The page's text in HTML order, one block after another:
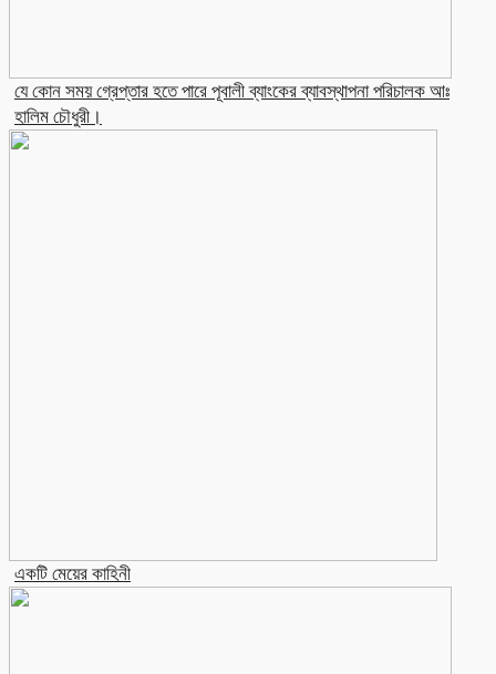
যে কোন সময় গ্রেপ্তার হতে পারে পূবালী ব্যাংকের ব্যাবস্থাপনা পরিচালক আঃ
হালিম চৌধুরী।
একটি মেয়ের কাহিনী